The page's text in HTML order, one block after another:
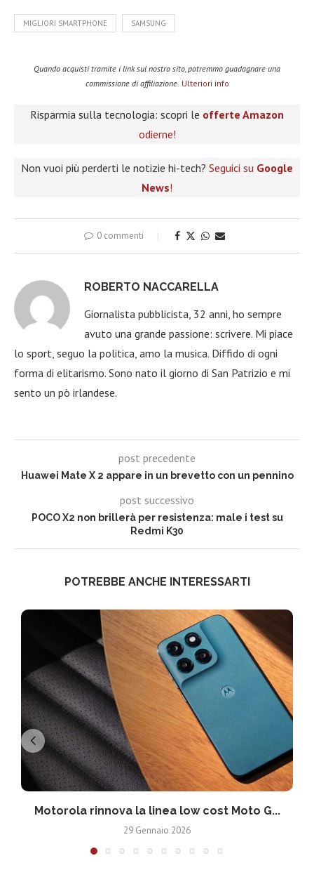
MIGLIORI SMARTPHONE SAMSUNG
Quando acquisti tramite i link sul nostro sito, potremmo guadagnare una
commissione di affiliazione. Ulteriori info
Risparmia sulla tecnologia: scopri le offerte Amazon
odierne!
Non vuoi più perderti le notizie hi-tech? Seguici su Google
News!
0 commenti
ROBERTO NACCARELLA
Giornalista pubblicista, 32 anni, ho sempre
avuto una grande passione: scrivere. Mi piace
lo sport, seguo la politica, amo la musica. Diffido di ogni
forma di elitarismo. Sono nato il giorno di San Patrizio e mi
sento un pò irlandese.
post precedente
Huawei Mate X 2 appare in un brevetto con un pennino
post successivo
POCO X2 non brillerà per resistenza: male i test su
Redmi K30
POTREBBE ANCHE INTERESSARTI
Motorola rinnova la linea low cost Moto G...
29 Gennaio 2026